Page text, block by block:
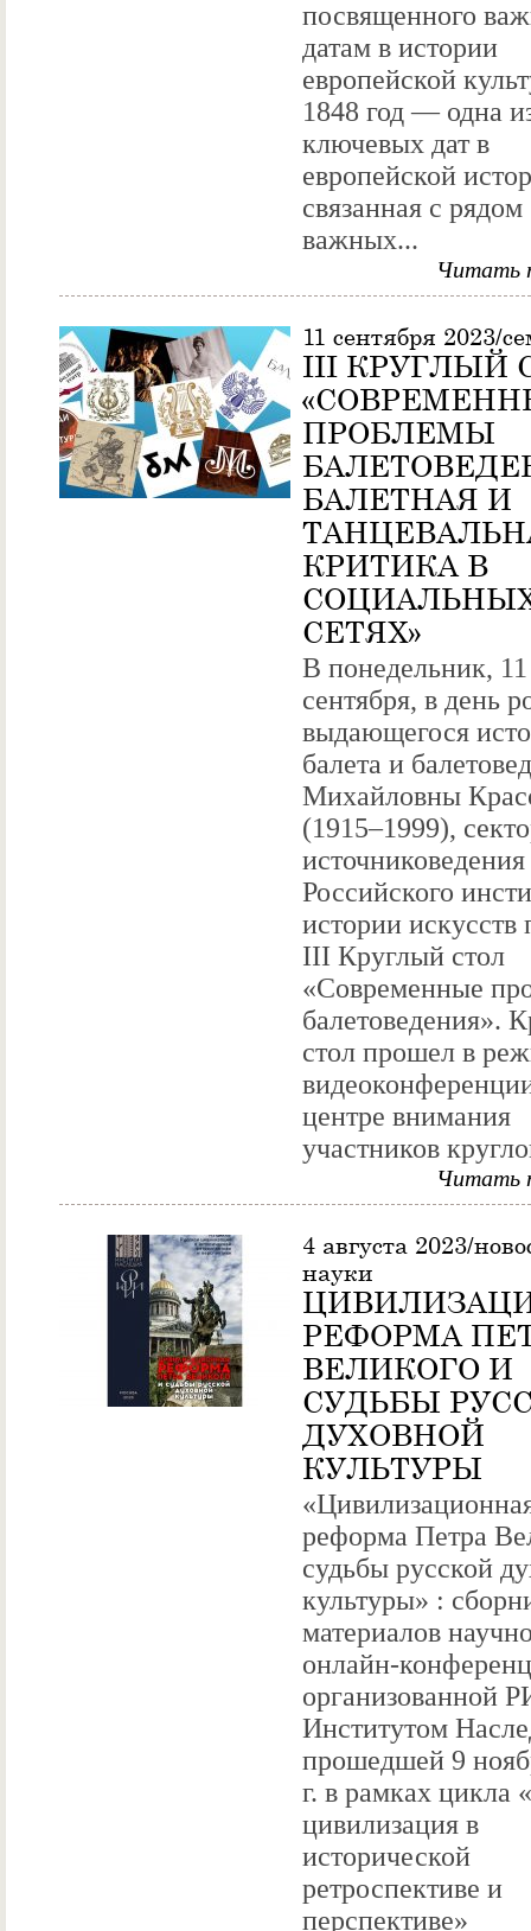
посвященного
датам в истории
европейской
1848 год — одна
ключевых дат в
европейской
связанная с рядом
важных...
Читать
11 сентября 2023/
III КРУГЛЫЙ
ПРОБЛЕМЫ
БАЛЕТНАЯ И
КРИТИКА В
СЕТЯХ»
В понедельник, 11
сентября, в день
выдающегося
балета и
Михайловны
(1915–1999),
источниковедения
Российского
истории искусств
III Круглый стол
«Современные
балетоведения».
стол прошел в
центре внимания
участников
Читать
4 августа 2023/
науки
РЕФОРМА
ВЕЛИКОГО И
СУДЬБЫ
ДУХОВНОЙ
КУЛЬТУРЫ
реформа Петра
судьбы русской
культуры» :
материалов
онлайн-
организованной
Институтом
прошедшей 9
г. в рамках цикла
цивилизация в
исторической
ретроспективе и
перспективе»